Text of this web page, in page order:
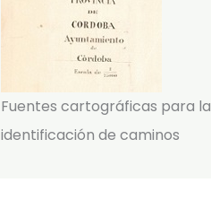
Fuentes cartográficas para la
identificación de caminos